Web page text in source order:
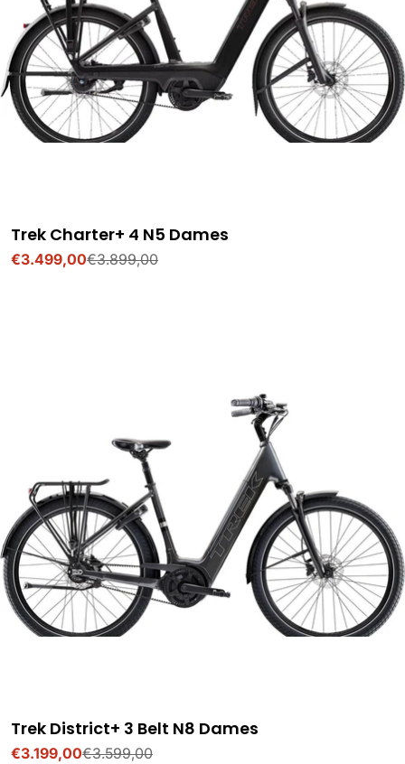
Trek Charter+ 4 N5 Dames
Verkoopprijs
€3.499,00
Normale
€3.899,00
Trek District+ 3 Belt N8 Dames
Verkoopprijs
€3.199,00
Normale €3.599,00